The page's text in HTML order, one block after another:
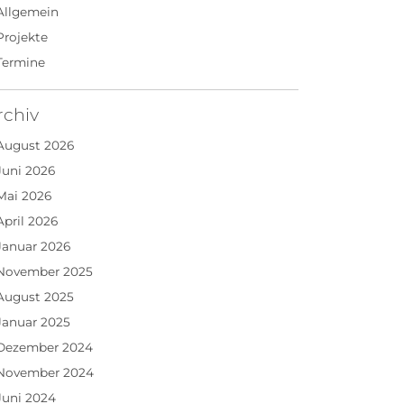
2026
2026
2026
2026
2026
2025
2025
2025
2024
2024
2024